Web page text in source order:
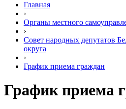
Главная
›
Органы местного
›
Совет народных депутатов
округа
›
График приема граждан
График приема